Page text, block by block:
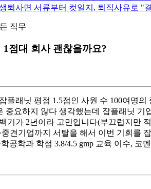
퇴사면 서류부터 컷일지, 퇴직사유로 "
직무
1점대 회사 괜찮을까요?
플래닛 평점 1.5점인 사원 수 100여명
중요하지 않다 생각했는데 잡플래닛
기가 2년이라 고민입니다(부끄럽지만
견기업까지 서탈을 해서 이번 기회를
공학과 학점 3.8/4.5 gmp 교육 이수,